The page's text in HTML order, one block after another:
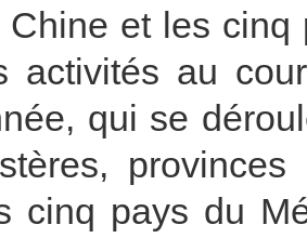
Chine et les cinq
activités au
qui se
cinq pays du